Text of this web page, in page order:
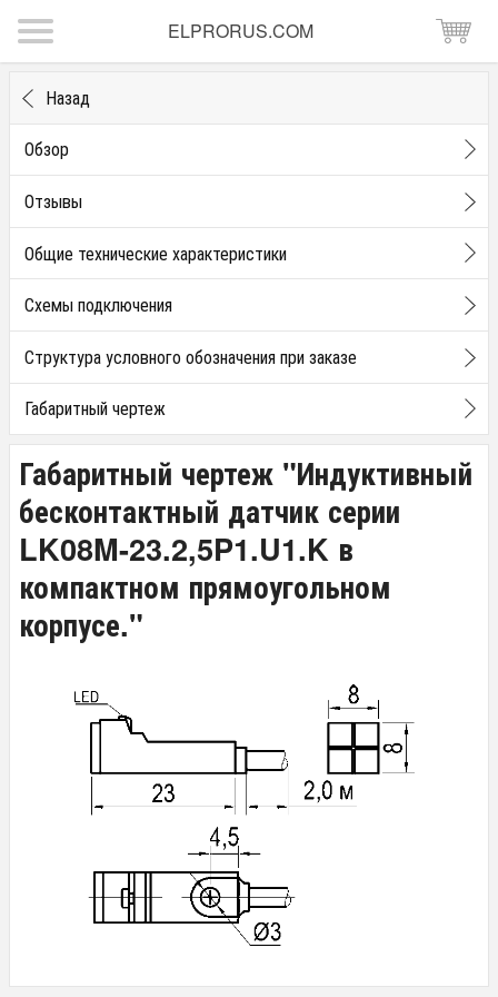
ELPRORUS.COM
Назад
Обзор
Отзывы
Общие технические характеристики
Схемы подключения
Структура условного обозначения при заказе
Габаритный чертеж
Габаритный чертеж "Индуктивный
бесконтактный датчик серии
LK08M-23.2,5P1.U1.K в
компактном прямоугольном
корпусе."